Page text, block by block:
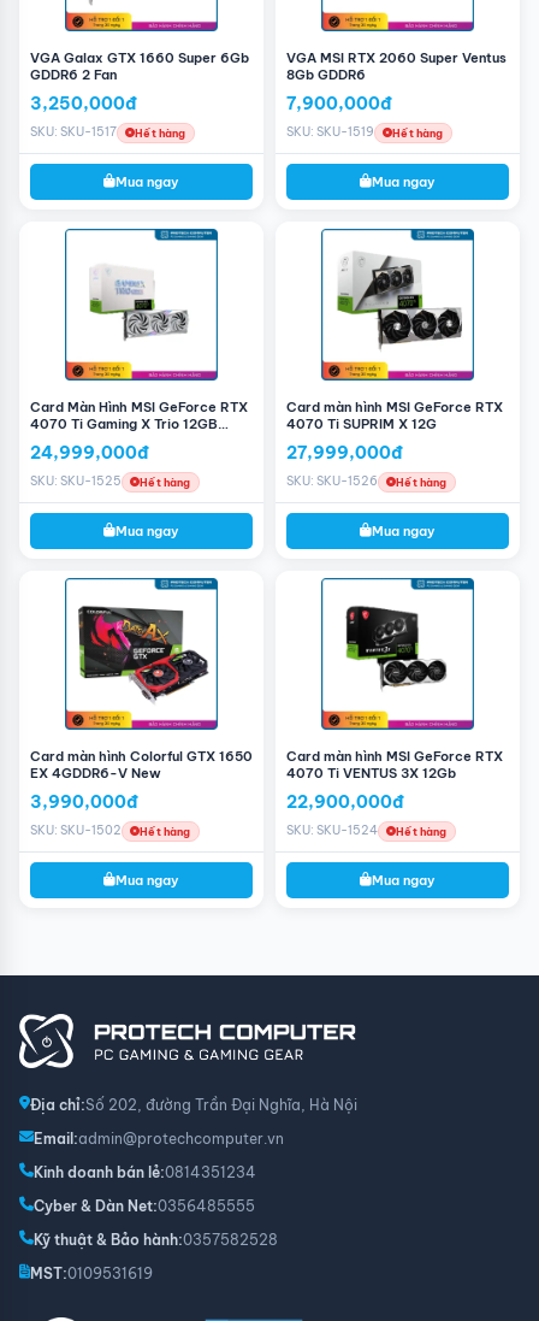
DVI-Drất đa dạng.
Kết luận
Với sự kết hợp hoàn hảo giữa thiết kế đẹp mắt, hiệu ứng
vượt trội và tính năng tiên tiến,Card màn hình VGA
OCPC GTX 1660 SUPER 6GB DDR6là lựa chọn hàng đầu
cho những người đam mê game và đồ họa chuyên
nghiệp.
VGA Galax GTX 1660 Super 6Gb
GDDR6 2 Fan
3,250,000đ
SKU: SKU-1517 Hết hàng
Mua ngay
VGA MSI RTX 2060 Super Ventus
8Gb GDDR6
7,900,000đ
SKU: SKU-1519 Hết hàng
Mua ngay
Card Màn Hình MSI GeForce RTX
4070 Ti Gaming X Trio 12GB
24,999,000đ
SKU: SKU-1525 Hết hàng
Mua ngay
Card màn hình MSI GeForce RTX
4070 Ti SUPRIM X 12G
27,999,000đ
SKU: SKU-1526 Hết hàng
Mua ngay
Card màn hình Colorful GTX 1650
EX 4GDDR6-V New
3,990,000đ
SKU: SKU-1502 Hết hàng
Mua ngay
Card màn hình MSI GeForce RTX
4070 Ti VENTUS 3X 12Gb
22,900,000đ
SKU: SKU-1524 Hết hàng
Mua ngay
Địa chỉ:Số 202, đường Trần Đại Nghĩa, Hà Nội
Email:admin@protechcomputer.vn
Kinh doanh bán lẻ:0814351234
Cyber & Dàn Net:0356485555
Kỹ thuật & Bảo hành:0357582528
MST:0109531619